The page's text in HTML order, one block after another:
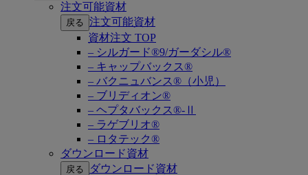
注文可能資材
戻る 注文可能資材
資材注文 TOP
– シルガード®9/ガーダシル®
– キャップバックス®
– バクニュバンス®（小児）
– ブリディオン®
– ヘプタバックス®-Ⅱ
– ラゲブリオ®
– ロタテック®
ダウンロード資材
戻る
ダウンロード資材